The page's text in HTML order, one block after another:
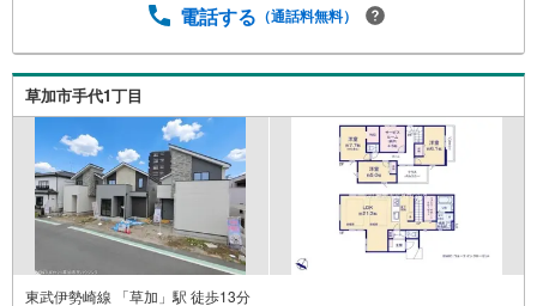
電話する （通話料無料）
草加市手代1丁目
東武伊勢崎線 「草加」駅 徒歩13分